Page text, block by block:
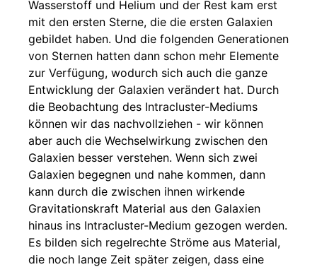
Wasserstoff und Helium und der Rest kam erst
mit den ersten Sterne, die die ersten Galaxien
gebildet haben. Und die folgenden Generationen
von Sternen hatten dann schon mehr Elemente
zur Verfügung, wodurch sich auch die ganze
Entwicklung der Galaxien verändert hat. Durch
die Beobachtung des Intracluster-Mediums
können wir das nachvollziehen - wir können
aber auch die Wechselwirkung zwischen den
Galaxien besser verstehen. Wenn sich zwei
Galaxien begegnen und nahe kommen, dann
kann durch die zwischen ihnen wirkende
Gravitationskraft Material aus den Galaxien
hinaus ins Intracluster-Medium gezogen werden.
Es bilden sich regelrechte Ströme aus Material,
die noch lange Zeit später zeigen, dass eine